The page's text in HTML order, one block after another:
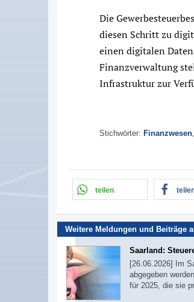
Die
diesen Schritt zu
einen digitalen
Finanzverwaltung
Infrastruktur zur
Stichwörter: Finanzwesen,
teilen
Weitere Meldungen und Beiträge
Saarland:
[26.06.2026] Im
abgegeben
für 2025, die sie